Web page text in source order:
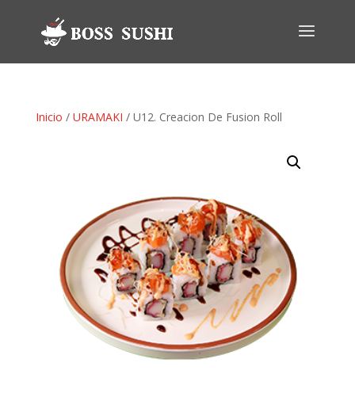
Inicio / URAMAKI / U12. Creacion De Fusion Roll